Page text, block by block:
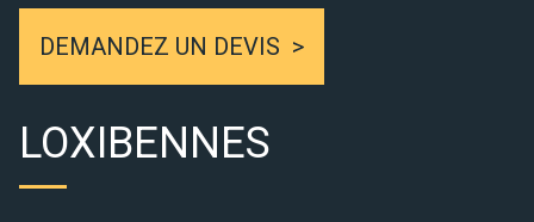
DEMANDEZ UN DEVIS
LOXIBENNES